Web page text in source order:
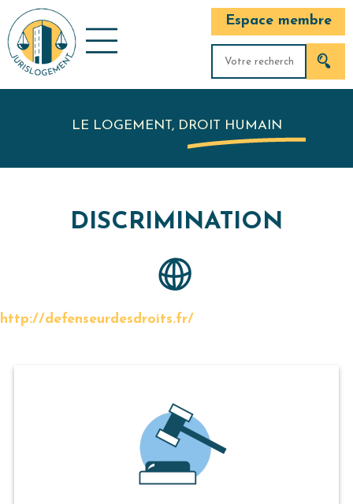
Espace membre
LE LOGEMENT, DROIT HUMAIN
DISCRIMINATION
http://defenseurdesdroits.fr/